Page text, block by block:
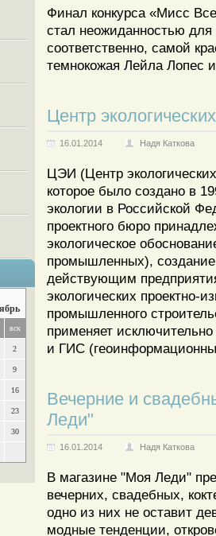
вск
2
9
16
23
30
Финал конкурса «Мисс
стал неожиданностью
соответственно, самой
темнокожая Лейла Лопес
Центр
16.01.2014 Надя Каткова
ЦЭИ (Центр
которое было создано в
экологии в Российской
проектного бюро
экологическое
промышленных),
действующим
экологических проектно-
промышленного
применяет
и ГИС
Вечерние и
Леди"
16.01.2014 Надя Каткова
В магазине "Моя Леди"
вечерних, свадебных,
одно из них не оставит
модные тенденции,